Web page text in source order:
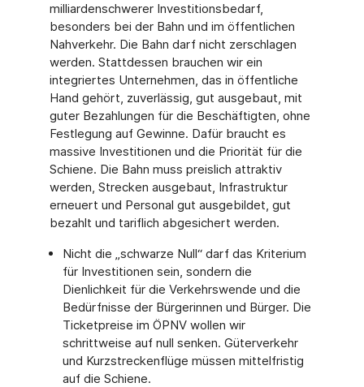
milliardenschwerer Investitionsbedarf,
besonders bei der Bahn und im öffentlichen
Nahverkehr. Die Bahn darf nicht zerschlagen
werden. Stattdessen brauchen wir ein
integriertes Unternehmen, das in öffentliche
Hand gehört, zuverlässig, gut ausgebaut, mit
guter Bezahlungen für die Beschäftigten, ohne
Festlegung auf Gewinne. Dafür braucht es
massive Investitionen und die Priorität für die
Schiene. Die Bahn muss preislich attraktiv
werden, Strecken ausgebaut, Infrastruktur
erneuert und Personal gut ausgebildet, gut
bezahlt und tariflich abgesichert werden.
Nicht die „schwarze Null“ darf das Kriterium
für Investitionen sein, sondern die
Dienlichkeit für die Verkehrswende und die
Bedürfnisse der Bürgerinnen und Bürger. Die
Ticketpreise im ÖPNV wollen wir
schrittweise auf null senken. Güterverkehr
und Kurzstreckenflüge müssen mittelfristig
auf die Schiene.